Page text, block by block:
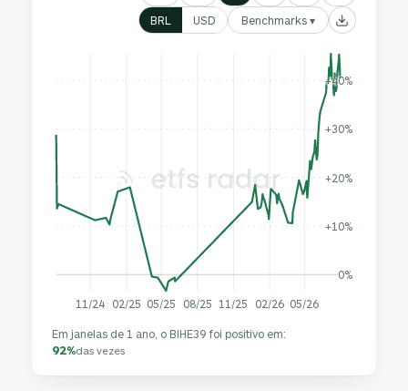
BRL USD Benchmarks ▾
0%
+10%
+20%
+30%
+40%
11/24 02/25 05/25 08/25 11/25 02/26 05/26
Em janelas de 1 ano, o BIHE39 foi positivo em:
92%das vezes